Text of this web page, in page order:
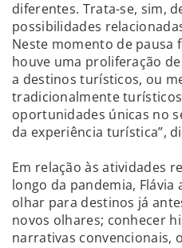
diferentes. Trata-se, sim,
possibilidades
Neste momento de pausa
houve uma proliferação
a destinos turísticos, ou
tradicionalmente
oportunidades únicas no
da experiência turística”,
Em relação às atividades
longo da pandemia,
olhar para destinos já
novos olhares; conhecer
narrativas convencionais,